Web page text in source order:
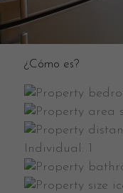
¿Cómo es?
Individual: 1